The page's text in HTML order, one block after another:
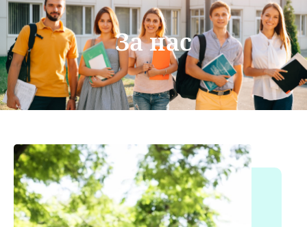
За нас